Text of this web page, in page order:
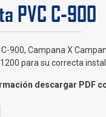
PVC C-900
900, Campana X
para su correcta
descargar PDF